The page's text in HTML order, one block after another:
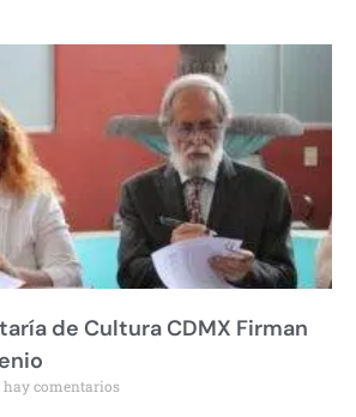
de Cultura CDMX Firman
hay comentarios